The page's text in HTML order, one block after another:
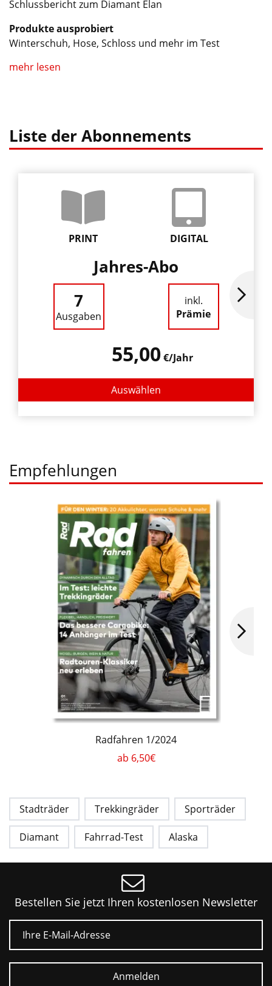
Schlussbericht zum Diamant Elan
Produkte ausprobiert
Winterschuh, Hose, Schloss und mehr im Test
mehr lesen
Liste der Abonnements
PRINT DIGITAL
Jahres-Abo
7
Ausgaben
inkl.
Prämie
55,00€/Jahr
Auswählen
Empfehlungen
Radfahren 1/2024
ab 6,50€
Stadträder Trekkingräder Sporträder
Diamant Fahrrad-Test Alaska
Bestellen Sie jetzt Ihren kostenlosen Newsletter
E-Mail
Anmelden